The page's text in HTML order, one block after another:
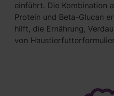
einführt. Die Kombination
Protein und Beta-Glucan
hilft, die Ernährung,
von